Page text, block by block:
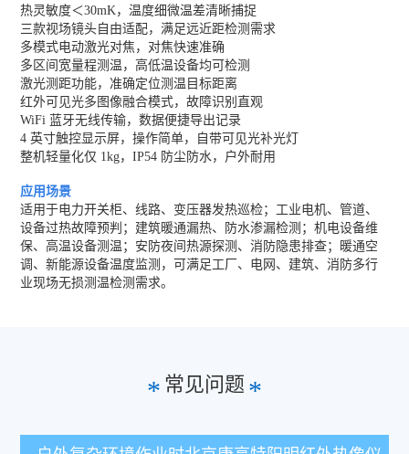
热灵敏度＜30mK，温度细微温差清晰捕捉
三款视场镜头自由适配，满足远近距检测需求
多模式电动激光对焦，对焦快速准确
多区间宽量程测温，高低温设备均可检测
激光测距功能，准确定位测温目标距离
红外可见光多图像融合模式，故障识别直观
WiFi 蓝牙无线传输，数据便捷导出记录
4 英寸触控显示屏，操作简单，自带可见光补光灯
整机轻量化仅 1kg，IP54 防尘防水，户外耐用
应用场景
适用于电力开关柜、线路、变压器发热巡检；工业电机、管道、
设备过热故障预判；建筑暖通漏热、防水渗漏检测；机电设备维
保、高温设备测温；安防夜间热源探测、消防隐患排查；暖通空
调、新能源设备温度监测，可满足工厂、电网、建筑、消防多行
业现场无损测温检测需求。
* 常见问题 *